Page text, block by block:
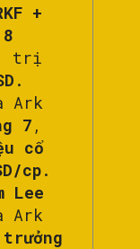
+
trị
.
Ark
7 ,
cổ
cp.
Lee
Ark